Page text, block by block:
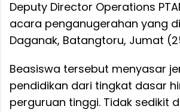
Deputy Director Operations
acara penganugerahan yang
Daganak, Batangtoru, Jumat
Beasiswa tersebut menyasar
pendidikan dari tingkat dasar
perguruan tinggi. Tidak sedikit